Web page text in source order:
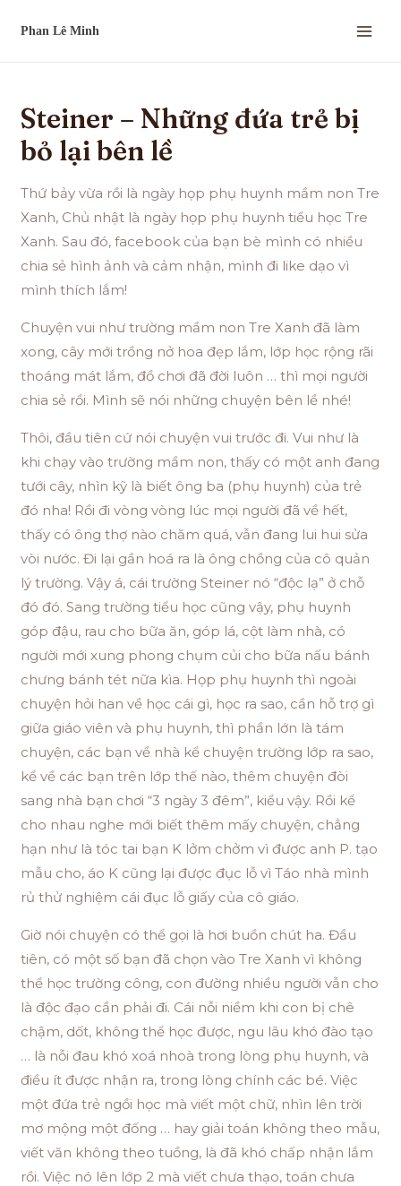
Steiner – Những đứa trẻ bị
bỏ lại bên lề
Thứ bảy vừa rồi là ngày họp phụ huynh mầm non Tre
Xanh, Chủ nhật là ngày họp phụ huynh tiểu học Tre
Xanh. Sau đó, facebook của bạn bè mình có nhiều
chia sẻ hình ảnh và cảm nhận, mình đi like dạo vì
mình thích lắm!
Chuyện vui như trường mầm non Tre Xanh đã làm
xong, cây mới trồng nở hoa đẹp lắm, lớp học rộng rãi
thoáng mát lắm, đồ chơi đã đời luôn … thì mọi người
chia sẻ rồi. Mình sẽ nói những chuyện bên lề nhé!
Thôi, đầu tiên cứ nói chuyện vui trước đi. Vui như là
khi chạy vào trường mầm non, thấy có một anh đang
tưới cây, nhìn kỹ là biết ông ba (phụ huynh) của trẻ
đó nha! Rồi đi vòng vòng lúc mọi người đã về hết,
thấy có ông thợ nào chăm quá, vẫn đang lui hui sửa
vòi nước. Đi lại gần hoá ra là ông chồng của cô quản
lý trường. Vậy á, cái trường Steiner nó “độc lạ” ở chỗ
đó đó. Sang trường tiểu học cũng vậy, phụ huynh
góp đậu, rau cho bữa ăn, góp lá, cột làm nhà, có
người mới xung phong chụm củi cho bữa nấu bánh
chưng bánh tét nữa kìa. Họp phụ huynh thì ngoài
chuyện hỏi han về học cái gì, học ra sao, cần hỗ trợ gì
giữa giáo viên và phụ huynh, thì phần lớn là tám
chuyện, các bạn về nhà kể chuyện trường lớp ra sao,
kể về các bạn trên lớp thế nào, thêm chuyện đòi
sang nhà bạn chơi “3 ngày 3 đêm”, kiểu vậy. Rồi kể
cho nhau nghe mới biết thêm mấy chuyện, chẳng
hạn như là tóc tai bạn K lởm chởm vì được anh P. tạo
mẫu cho, áo K cũng lại được đục lỗ vì Táo nhà mình
rủ thử nghiệm cái đục lỗ giấy của cô giáo.
Giờ nói chuyện có thể gọi là hơi buồn chút ha. Đầu
tiên, có một số bạn đã chọn vào Tre Xanh vì không
thể học trường công, con đường nhiều người vẫn cho
là độc đạo cần phải đi. Cái nỗi niềm khi con bị chê
chậm, dốt, không thể học được, ngu lâu khó đào tạo
… là nỗi đau khó xoá nhoà trong lòng phụ huynh, và
điều ít được nhận ra, trong lòng chính các bé. Việc
một đứa trẻ ngồi học mà viết một chữ, nhìn lên trời
mơ mộng một đống … hay giải toán không theo mẫu,
viết văn không theo tuồng, là đã khó chấp nhận lắm
rồi. Việc nó lên lớp 2 mà viết chưa thạo, toán chưa